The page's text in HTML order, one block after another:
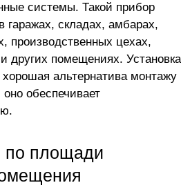
системы. Такой прибор
гаражах, складах, амбарах,
производственных цехах,
других помещениях. Установка
альтернатива монтажу
обеспечивает
по площади